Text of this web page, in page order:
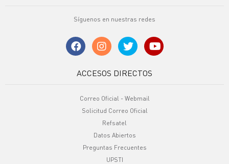
Síguenos en nuestras redes
ACCESOS DIRECTOS
Correo Oficial - Webmail
Solicitud Correo Oficial
Refsatel
Datos Abiertos
Preguntas Frecuentes
UPSTI